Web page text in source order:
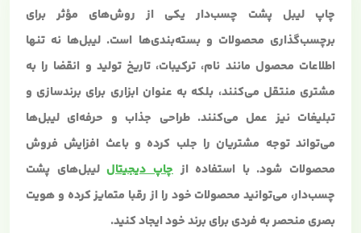
چاپ لیبل پشت چسب‌دار یکی از روش‌های مؤثر برای
برچسب‌گذاری محصولات و بسته‌بندی‌ها است. لیبل‌ها نه تنها
اطلاعات محصول مانند نام، ترکیبات، تاریخ تولید و انقضا را به
مشتری منتقل می‌کنند، بلکه به عنوان ابزاری برای برندسازی و
تبلیغات نیز عمل می‌کنند. طراحی جذاب و حرفه‌ای لیبل‌ها
می‌تواند توجه مشتریان را جلب کرده و باعث افزایش فروش
محصولات شود. با استفاده ازچاپ دیجیتاللیبل‌های پشت
چسب‌دار، می‌توانید محصولات خود را از رقبا متمایز کرده و هویت
بصری منحصر به فردی برای برند خود ایجاد کنید.